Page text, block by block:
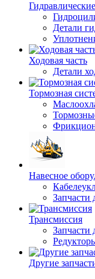
Детали
Ходовая часть
Детали
Тормозная
Навесное
Трансмиссия
Запчасти
Другие